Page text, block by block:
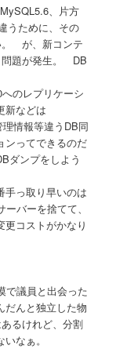
、片方
うために、その
。 が、新コンテ
問題が発生。 DB
のレプリケーシ
新などは
情報等違うDB同
ンってできるのだ
ダンプをしよう
っ取り早いのは
バーを捨てて、
コストがかなり
議員と出会った
だんと独立した物
るけれど、分割
なぁ。